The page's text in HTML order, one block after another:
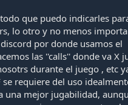
que puedo indicarles
lo otro y no menos
por donde usamos el
las ''calls'' donde va X
durante el juego , etc
se requiere del uso
una mejor jugabilidad,